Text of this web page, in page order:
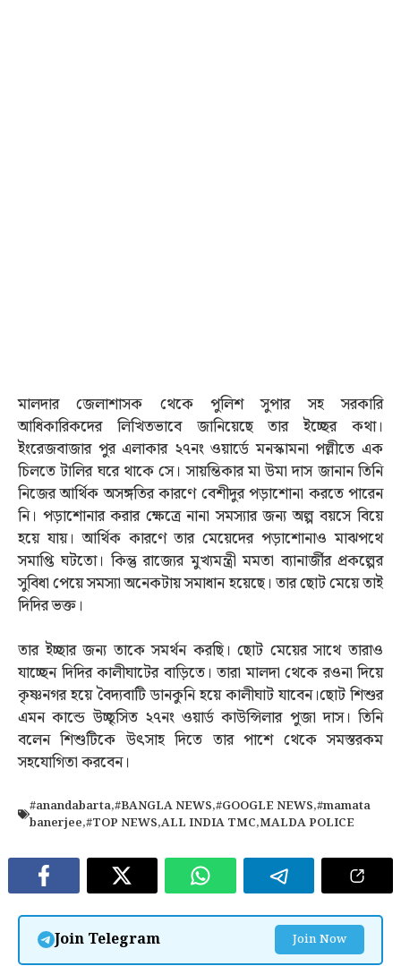
মালদার জেলাশাসক থেকে পুলিশ সুপার সহ সরকারি
আধিকারিকদের লিখিতভাবে জানিয়েছে তার ইচ্ছের কথা।
ইংরেজবাজার পুর এলাকার ২৭নং ওয়ার্ডে মনস্কামনা পল্লীতে এক
চিলতে টালির ঘরে থাকে সে। সায়ন্তিকার মা উমা দাস জানান তিনি
নিজের আর্থিক অসঙ্গতির কারণে বেশীদুর পড়াশোনা করতে পারেন
নি। পড়াশোনার করার ক্ষেত্রে নানা সমস্যার জন্য অল্প বয়সে বিয়ে
হয়ে যায়। আর্থিক কারণে তার মেয়েদের পড়াশোনাও মাঝপথে
সমাপ্তি ঘটতো। কিন্তু রাজ্যের মুখ্যমন্ত্রী মমতা ব্যানার্জীর প্রকল্পের
সুবিধা পেয়ে সমস্যা অনেকটায় সমাধান হয়েছে। তার ছোট মেয়ে তাই
দিদির ভক্ত।
তার ইচ্ছার জন্য তাকে সমর্থন করছি। ছোট মেয়ের সাথে তারাও
যাচ্ছেন দিদির কালীঘাটের বাড়িতে। তারা মালদা থেকে রওনা দিয়ে
কৃষ্ণনগর হয়ে বৈদ্যবাটি ডানকুনি হয়ে কালীঘাট যাবেন।ছোট শিশুর
এমন কান্ডে উচ্ছৃসিত ২৭নং ওয়ার্ড কাউন্সিলার পুজা দাস। তিনি
বলেন শিশুটিকে উৎসাহ দিতে তার পাশে থেকে সমস্তরকম
সহযোগিতা করবেন।
#anandabarta,#BANGLA NEWS,#GOOGLE NEWS,#mamata
banerjee,#TOP NEWS,ALL INDIA TMC,MALDA POLICE
Join Telegram Join Now